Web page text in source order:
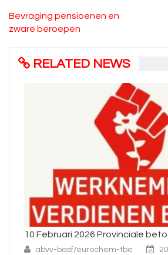
Bericht
navigatie
Bevraging pensioenen en
zware beroepen
RELATED NEWS
10 Februari 2026 Provinciale
abvv-basf/eurochem-tbe